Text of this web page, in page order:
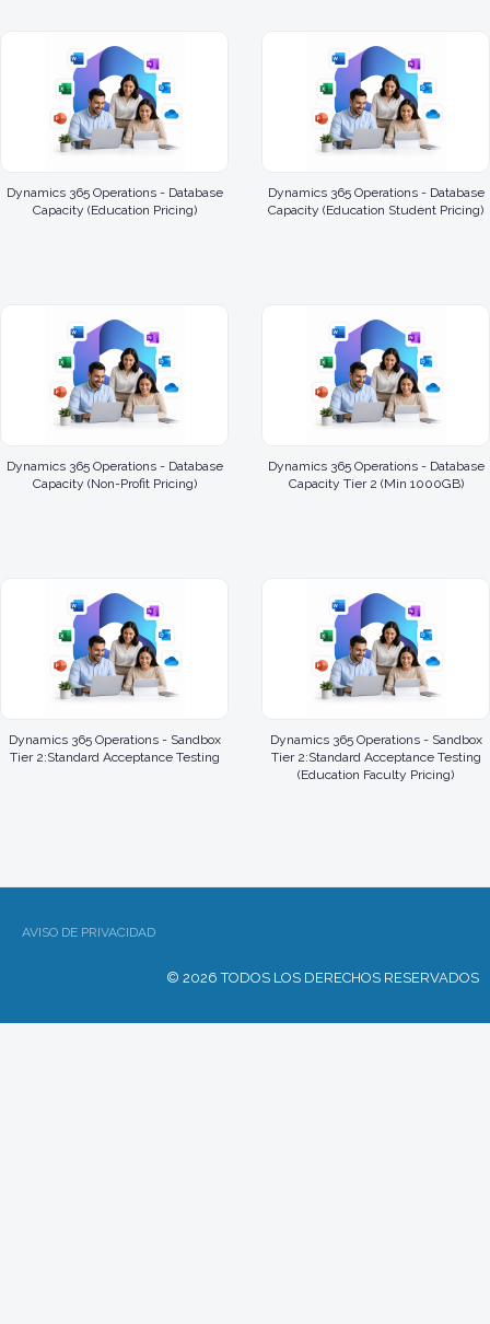
Dynamics 365 Operations - Database
Capacity (Education Pricing)
Dynamics 365 Operations - Database
Capacity (Education Student Pricing)
Dynamics 365 Operations - Database
Capacity (Non-Profit Pricing)
Dynamics 365 Operations - Database
Capacity Tier 2 (Min 1000GB)
Dynamics 365 Operations - Sandbox
Tier 2:Standard Acceptance Testing
Dynamics 365 Operations - Sandbox
Tier 2:Standard Acceptance Testing
(Education Faculty Pricing)
AVISO DE PRIVACIDAD
© 2026 TODOS LOS DERECHOS RESERVADOS